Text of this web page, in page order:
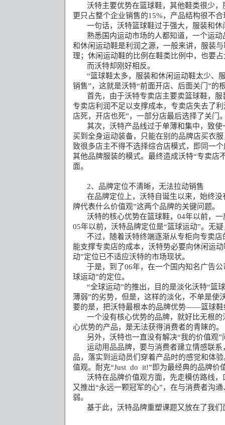
沃特主要优势在篮球鞋，其他鞋类很少，
更只占整个企业销售的15%，产品结构很不合
一句话，沃特篮球鞋过于强大，服装和
熟悉国内运动市场的人都知道，一个运
和休闲运动鞋是利润之源，一般来讲，服装
理；休闲运动鞋的比例在鞋类比例中，也要
而沃特却刚好相反。
“篮球鞋太多，服装和休闲运动鞋太少、
销售”，这就是沃特“前面开店、后面关门”的
首先，由于沃特专卖店主要卖篮球鞋，
专卖店利润不足以支撑成本，专卖店失去了
店死，开店也死”，一部分店最后选择了关门
其次，沃特产品线过于单薄和集中，致
买到全身运动装备，只能在别的品牌店买衣
致很多店主不得不选择综合店模式，即同一
其他品牌服装的模式。最终造成沃特“专卖店
面。
2、品牌定位不清晰，无法拉动销售
在品牌定位上，沃特自诞生以来，始终没
牌代表什么价值观”这两个品牌的关键问题。
沃特的核心优势在篮球鞋， 04年以前，
05年以前，沃特品牌定位是“篮球运动”。无
不过，随着沃特终端逐渐从专柜向专卖
能支撑专卖店的成本，沃特势必要向休闲运
动”定位已不适应沃特的市场现状。
于是，到了06年，在一个国内知名广告
球运动”的定位。
“全球运动”的推出，目的是淡化沃特“篮
薄弱”的劣势，但是，这样的淡化，不单是使
要的是，把沃特最根本的品牌优势——篮球鞋
一个没有核心优势的品牌，就好比无根
心优势的产品，是无法获得消费者的青睐的。
另外，沃特也一直没有解决“我的价值观”
运动用品品牌，要与消费者建立情感联
品，落实到运动员们穿着产品时的感觉和体验
值观。耐克“Just do it!”即为最经典的品牌价
沃特在品牌价值观方面，先走模仿路线，
又推出“永远一颗冠军的心”，在与消费者沟
弱。
基于此，沃特品牌重塑课题又放在了我们